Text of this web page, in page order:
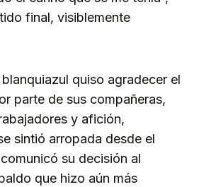
final, visiblemente
quiso agradecer el
parte de sus compañeras,
y afición,
sintió arropada desde el
su decisión al
que hizo aún más